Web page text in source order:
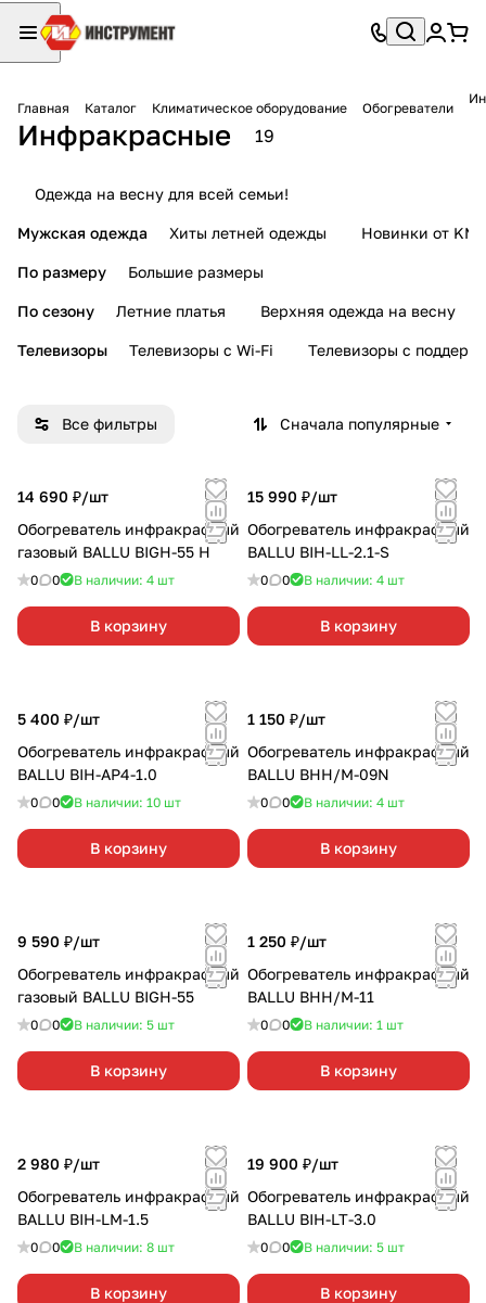
Главная Каталог Климатическое оборудование Обогреватели
Инфракрасные 19
Одежда на весну для всей семьи!
Мужская одежда Хиты летней одежды Новинки от KMI
По размеру Большие размеры
По сезону Летние платья Верхняя одежда на весну
Телевизоры Телевизоры с Wi-Fi Телевизоры с
Все фильтры Сначала популярные
14 690 ₽/шт
Обогреватель инфракрасный
газовый BALLU BIGH-55 H
0 0 В наличии: 4 шт
В корзину
15 990 ₽/шт
Обогреватель инфракрасный
BALLU BIH-LL-2.1-S
0 0 В наличии: 4 шт
В корзину
5 400 ₽/шт
Обогреватель инфракрасный
BALLU BIH-AP4-1.0
0 0 В наличии: 10 шт
В корзину
1 150 ₽/шт
Обогреватель инфракрасный
BALLU BHH/M-09N
0 0 В наличии: 4 шт
В корзину
9 590 ₽/шт
Обогреватель инфракрасный
газовый BALLU BIGH-55
0 0 В наличии: 5 шт
В корзину
1 250 ₽/шт
Обогреватель инфракрасный
BALLU BHH/M-11
0 0 В наличии: 1 шт
В корзину
2 980 ₽/шт
Обогреватель инфракрасный
BALLU BIH-LM-1.5
0 0 В наличии: 8 шт
В корзину
19 900 ₽/шт
Обогреватель инфракрасный
BALLU BIH-LT-3.0
0 0 В наличии: 5 шт
В корзину